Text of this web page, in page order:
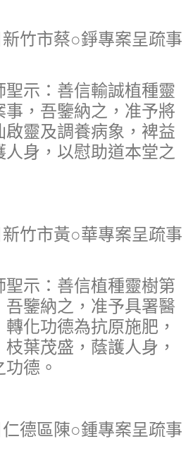
竹市蔡○錚專案呈疏事
聖示：善信輸誠植種靈
事，吾鑒納之，准予將
啟靈及調養病象，裨益
身，以慰助道本堂之
竹市黃○華專案呈疏事
聖示：善信植種靈樹第
吾鑒納之，准予具署醫
化功德為抗原施肥，
葉茂盛，蔭護人身，
德。
德區陳○鍾專案呈疏事